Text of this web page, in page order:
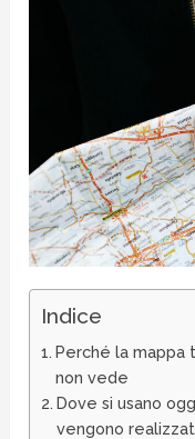
Indice
Perché la mappa
non vede
Dove si usano
vengono